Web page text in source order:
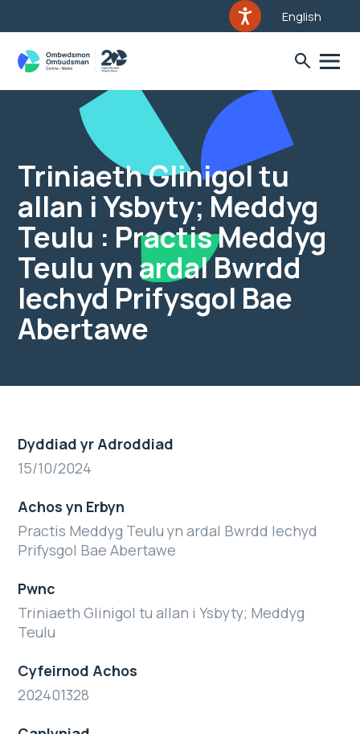
English
Triniaeth Glinigol tu
allan i Ysbyty; Meddyg
Teulu : Practis Meddyg
Teulu yn ardal Bwrdd
Iechyd Prifysgol Bae
Abertawe
Dyddiad yr Adroddiad
15/10/2024
Achos yn Erbyn
Practis Meddyg Teulu yn ardal Bwrdd Iechyd
Prifysgol Bae Abertawe
Pwnc
Triniaeth Glinigol tu allan i Ysbyty; Meddyg
Teulu
Cyfeirnod Achos
202401328